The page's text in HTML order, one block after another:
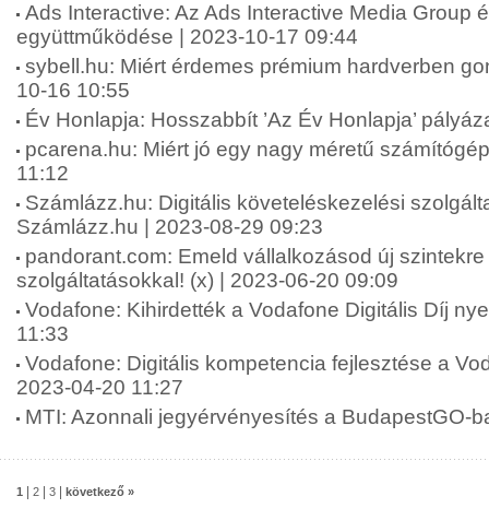
Ads Interactive: Az Ads Interactive Media Group
együttműködése | 2023-10-17 09:44
sybell.hu: Miért érdemes prémium hardverben
10-16 10:55
Év Honlapja: Hosszabbít ’Az Év Honlapja’
pcarena.hu: Miért jó egy nagy méretű
11:12
Számlázz.hu: Digitális követeléskezelési
Számlázz.hu | 2023-08-29 09:23
pandorant.com: Emeld vállalkozásod új
szolgáltatásokkal! (x) | 2023-06-20 09:09
Vodafone: Kihirdették a Vodafone Digitális Díj
11:33
Vodafone: Digitális kompetencia fejlesztése a
2023-04-20 11:27
MTI: Azonnali jegyérvényesítés a BudapestGO-
1 2 3 következő »